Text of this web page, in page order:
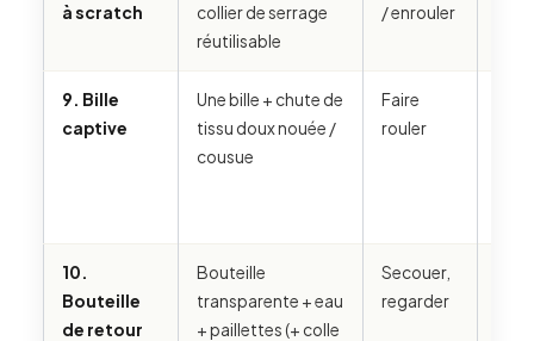
à scratch
collier de serrage
réutilisable
/ enrouler
9. Bille
captive
Une bille + chute de
tissu doux nouée /
cousue
Faire
rouler
10.
Bouteille
de retour
Bouteille
transparente + eau
+ paillettes (+ colle
Secouer,
regarder